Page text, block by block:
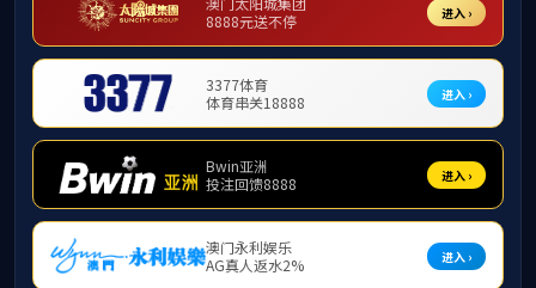
必赢3003no1线路检
发布日期：
9月25日中午，必赢3003no1线路检测中心学